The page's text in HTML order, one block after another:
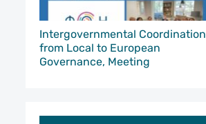
Intergovernmental Coordination
from Local to European
Governance, Meeting